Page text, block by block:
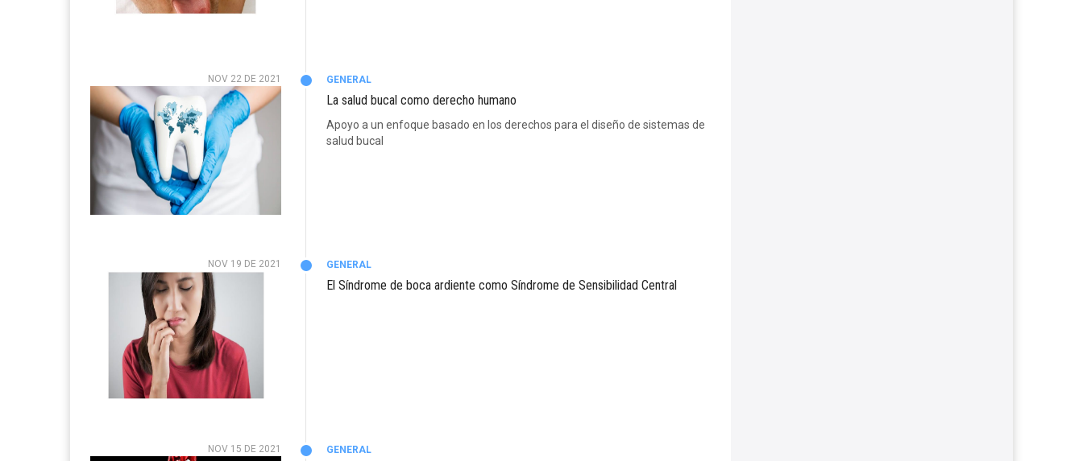
NOV 22 DE 2021 GENERAL
La salud bucal como derecho humano
Apoyo a un enfoque basado en los derechos para el diseño de sistemas de
salud bucal
NOV 19 DE 2021 GENERAL
El Síndrome de boca ardiente como Síndrome de Sensibilidad Central
NOV 15 DE 2021 GENERAL